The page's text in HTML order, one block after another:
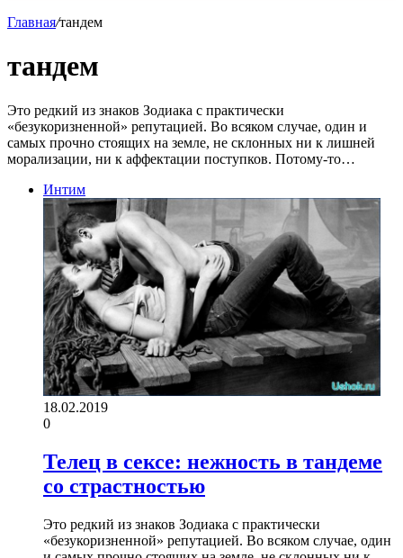
Главная/тандем
тандем
Это редкий из знаков Зодиака с практически
«безукоризненной» репутацией. Во всяком случае, один и
самых прочно стоящих на земле, не склонных ни к лишней
морализации, ни к аффектации поступков. Потому-то…
Интим
18.02.2019
0
Телец в сексе: нежность в тандеме
со страстностью
Это редкий из знаков Зодиака с практически
«безукоризненной» репутацией. Во всяком случае, один